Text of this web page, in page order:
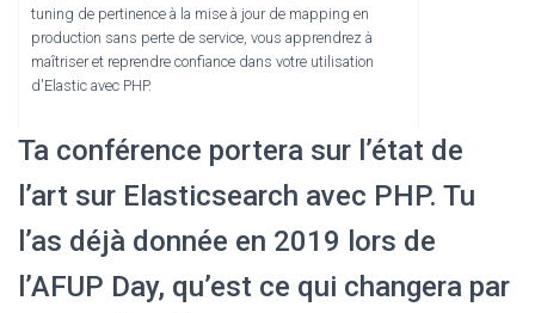
tuning de pertinence à la mise à jour de mapping en
production sans perte de service, vous apprendrez à
maîtriser et reprendre confiance dans votre utilisation
d'Elastic avec PHP.
Ta conférence portera sur l’état de
l’art sur Elasticsearch avec PHP. Tu
l’as déjà donnée en 2019 lors de
l’AFUP Day, qu’est ce qui changera par